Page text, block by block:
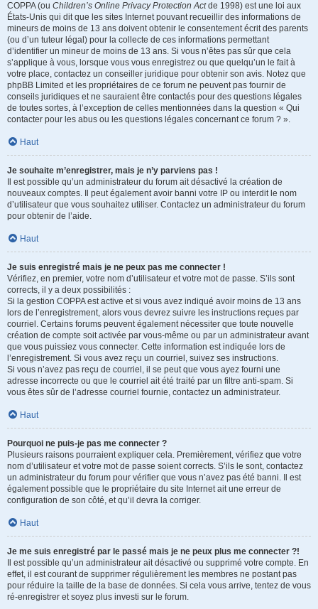
COPPA (ou Children’s Online Privacy Protection Actde 1998) est une loi aux
États-Unis qui dit que les sites Internet pouvant recueillir des informations de
mineurs de moins de 13 ans doivent obtenir le consentement écrit des parents
(ou d’un tuteur légal) pour la collecte de ces informations permettant
d’identifier un mineur de moins de 13 ans. Si vous n’êtes pas sûr que cela
s’applique à vous, lorsque vous vous enregistrez ou que quelqu’un le fait à
votre place, contactez un conseiller juridique pour obtenir son avis. Notez que
phpBB Limited et les propriétaires de ce forum ne peuvent pas fournir de
conseils juridiques et ne sauraient être contactés pour des questions légales
de toutes sortes, à l’exception de celles mentionnées dans la question « Qui
contacter pour les abus ou les questions légales concernant ce forum ? ».
Haut
Je souhaite m’enregistrer, mais je n’y parviens pas !
Il est possible qu’un administrateur du forum ait désactivé la création de
nouveaux comptes. Il peut également avoir banni votre IP ou interdit le nom
d’utilisateur que vous souhaitez utiliser. Contactez un administrateur du forum
pour obtenir de l’aide.
Haut
Je suis enregistré mais je ne peux pas me connecter !
Vérifiez, en premier, votre nom d’utilisateur et votre mot de passe. S’ils sont
corrects, il y a deux possibilités :
Si la gestion COPPA est active et si vous avez indiqué avoir moins de 13 ans
lors de l’enregistrement, alors vous devrez suivre les instructions reçues par
courriel. Certains forums peuvent également nécessiter que toute nouvelle
création de compte soit activée par vous-même ou par un administrateur avant
que vous puissiez vous connecter. Cette information est indiquée lors de
l’enregistrement. Si vous avez reçu un courriel, suivez ses instructions.
Si vous n’avez pas reçu de courriel, il se peut que vous ayez fourni une
adresse incorrecte ou que le courriel ait été traité par un filtre anti-spam. Si
vous êtes sûr de l’adresse courriel fournie, contactez un administrateur.
Haut
Pourquoi ne puis-je pas me connecter ?
Plusieurs raisons pourraient expliquer cela. Premièrement, vérifiez que votre
nom d’utilisateur et votre mot de passe soient corrects. S’ils le sont, contactez
un administrateur du forum pour vérifier que vous n’avez pas été banni. Il est
également possible que le propriétaire du site Internet ait une erreur de
configuration de son côté, et qu’il devra la corriger.
Haut
Je me suis enregistré par le passé mais je ne peux plus me connecter ?!
Il est possible qu’un administrateur ait désactivé ou supprimé votre compte. En
effet, il est courant de supprimer régulièrement les membres ne postant pas
pour réduire la taille de la base de données. Si cela vous arrive, tentez de vous
ré-enregistrer et soyez plus investi sur le forum.